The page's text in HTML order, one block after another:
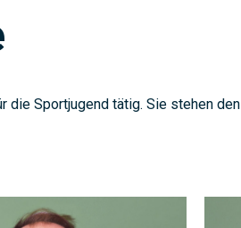
Sportjugend tätig. Sie stehen